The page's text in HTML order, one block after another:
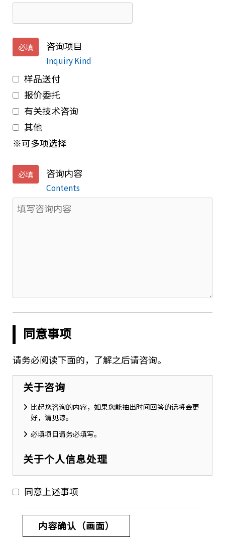
必填 咨询项目
Inquiry Kind
样品送付
报价委托
有关技术咨询
其他
※可多项选择
必填 咨询内容
Contents
同意事项
请务必阅读下面的，了解之后请咨询。
关于咨询
比起您咨询的内容，如果您能抽出时间回答的话将会更
好，请见谅。
必填项目请务必填写。
关于个人信息处理
本公司将客户提供的个人信息用于客户咨询以及因对委
托所需要的联系上。
请阅读本公司的隐私政策（个人信息保护方针），请同
意的情况下再咨询。请点击这里（至英文版）
本公司的隐私政策。
同意上述事项